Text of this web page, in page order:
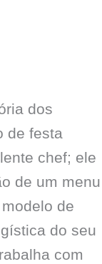
dos
de festa
chef; ele
de um menu
de
do seu
com